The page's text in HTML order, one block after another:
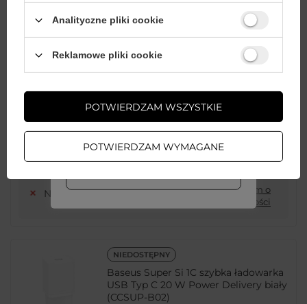
USB Typ C 20W Power Delivery +
kabel USB Typ C - Lightning 1m
czarny (TZCCSUP-B01)
Ilość w opakowaniu zbiorczym:80
uniwersalny
30,33 PLN
Najniższa cena produktu w okresie 30 dni przed wprowadzeniem
Niedostępny
Powiadom o
dostępności
NIEDOSTĘPNY
Baseus Super Si 1C szybka ładowarka
USB Typ C 20 W Power Delivery biały
(CCSUP-B02)
Wystarczy założyć konto
odblokować zniżki na kolejne
ZAŁÓŻ KONTO
Analityczne pliki cookie
Reklamowe pliki cookie
POTWIERDZAM WYMAGANE
POTWIERDZAM WSZYSTKIE